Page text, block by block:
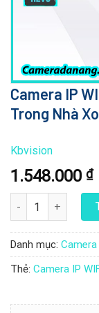
Camera IP
Trong Nhà
Kbvision
1.548.000 ₫
Camera IP WIFI
Danh mục:
Thẻ: Camera IP